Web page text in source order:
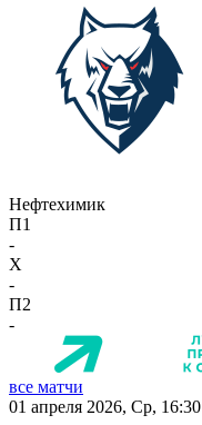
Нефтехимик
П1
-
X
-
П2
-
все матчи
01 апреля 2026, Ср, 16:30